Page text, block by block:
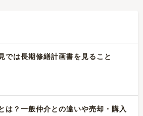
では長期修繕計画書を見ること
は？一般仲介との違いや売却・購入